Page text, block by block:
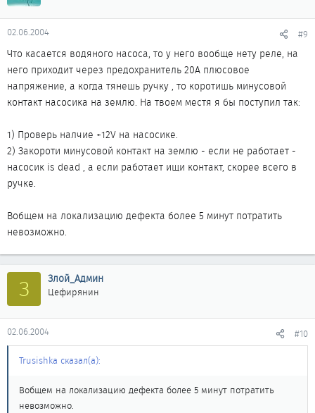
02.06.2004 #9
Что касается водяного насоса, то у него вообще нету реле, на
него приходит через предохранитель 20A плюсовое
напряжение, а когда тянешь ручку , то коротишь минусовой
контакт насосика на землю. На твоем местя я бы поступил так:
1) Проверь налчие +12V на насосике.
2) Закороти минусовой контакт на землю - если не работает -
насосик is dead , а если работает ищи контакт, скорее всего в
ручке.
Вобщем на локализацию дефекта более 5 минут потратить
невозможно.
З Злой_Админ
Цефирянин
02.06.2004 #10
Trusishka сказал(а):
Вобщем на локализацию дефекта более 5 минут потратить
невозможно.